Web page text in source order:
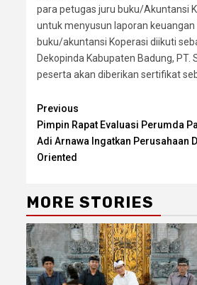
para petugas juru buku/Akuntansi
untuk menyusun laporan
buku/akuntansi Koperasi diikuti
Dekopinda Kabupaten Badung,
peserta akan diberikan sertifikat
Continue
Reading
Previous
Pimpin Rapat Evaluasi Perumda
Adi Arnawa Ingatkan Perusahaan
Oriented
MORE STORIES